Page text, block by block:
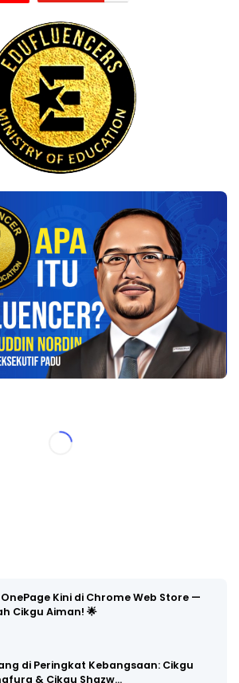
OnePage Kini di Chrome Web Store —
Cikgu Aiman! 🌟
di Peringkat Kebangsaan: Cikgu
& Cikgu Shazw…